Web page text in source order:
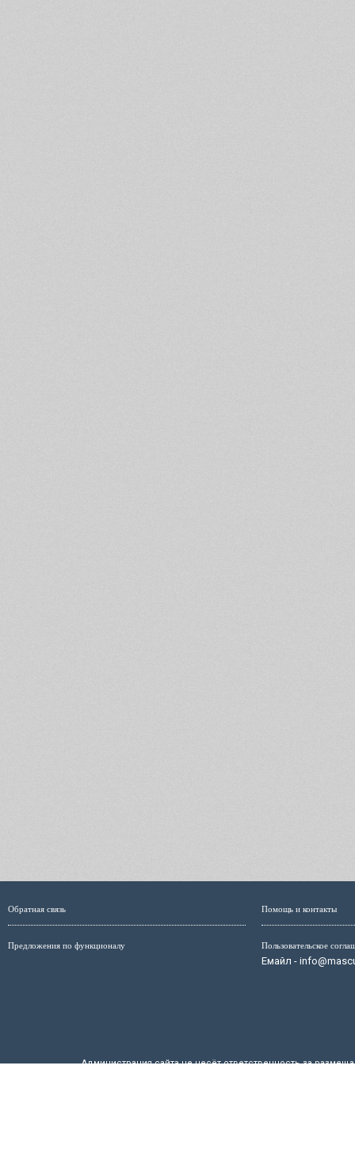
Обратная связь
Предложения по функционалу
Помощь и контакты
Пользовательское
Емайл -
Администрация сайта не несёт ответственность за